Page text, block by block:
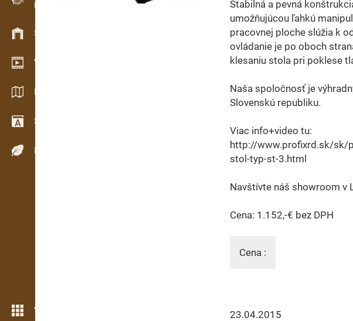
Evidence dřeva v terénu
Skladové hospodářství
Video showroom
Katalogy / Brožury
Slovník
Dřeviny
Více možností
Stabilná a pevná
umožňujúcou ľahkú
pracovnej ploche slúžia k
ovládanie je po oboch
klesaniu stola pri poklese
Naša spoločnosť je
Slovenskú republiku.
Viac info+video tu:
http://www.profixrd.sk/sk/
stol-typ-st-3.html
Navštívte náš showroom v
Cena: 1.152,-€ bez DPH
Cena :
23.04.2015